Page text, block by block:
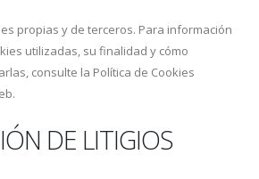
propias y de terceros. Para información
utilizadas, su finalidad y cómo
consulte la Política de Cookies
DE LITIGIOS